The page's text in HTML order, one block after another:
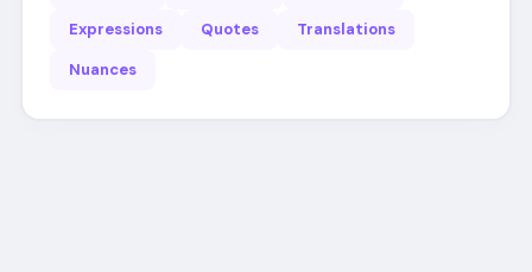
Expressions
Quotes
Translations
Nuances